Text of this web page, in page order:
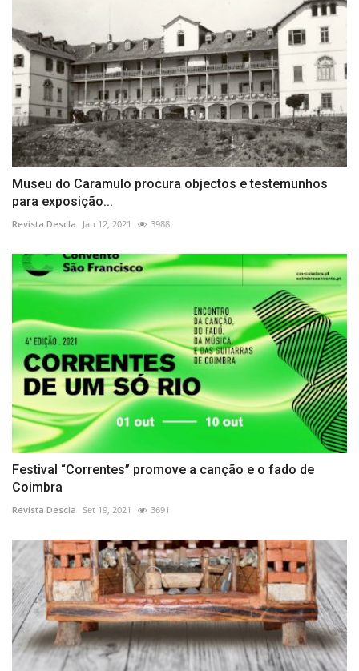
Museu do Caramulo procura objectos e testemunhos
para exposição...
Revista Descla Jan 12, 2021 3988
Festival “Correntes” promove a canção e o fado de
Coimbra
Revista Descla Set 19, 2021 3691